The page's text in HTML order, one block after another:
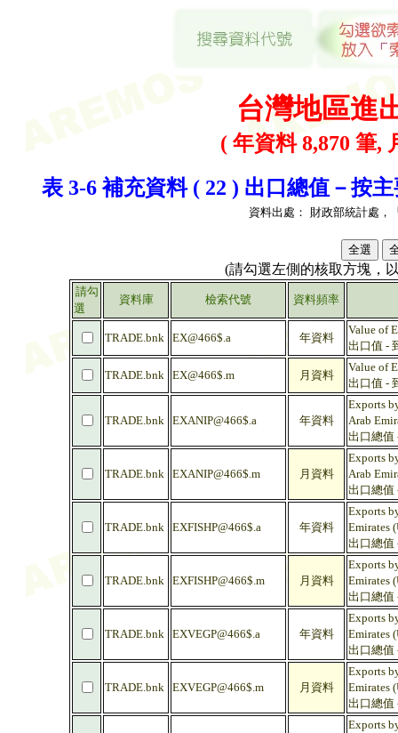
台灣地區進
( 年資料 8,870 筆,
表 3-6 補充資料 ( 22 ) 出口總值－按
資料出處： 財政部統計處，
(請勾選左側的核取方塊，
請勾
選
資料庫 檢索代號 資料頻率
TRADE.bnk EX@466$.a 年資料
Value of
出口值 -
TRADE.bnk EX@466$.m 月資料
Value of
出口值 -
TRADE.bnk EXANIP@466$.a 年資料
Exports
Arab
出口總值
TRADE.bnk EXANIP@466$.m 月資料
Exports
Arab
出口總值
TRADE.bnk EXFISHP@466$.a 年資料
Exports
Emirates
出口總值
TRADE.bnk EXFISHP@466$.m 月資料
Exports
Emirates
出口總值
TRADE.bnk EXVEGP@466$.a 年資料
Exports
Emirates
出口總值
TRADE.bnk EXVEGP@466$.m 月資料
Exports
Emirates
出口總值
Exports